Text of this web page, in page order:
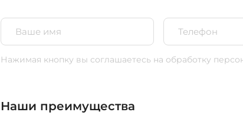
Нажимая кнопку вы соглашаетесь на обработку
Наши преимущества